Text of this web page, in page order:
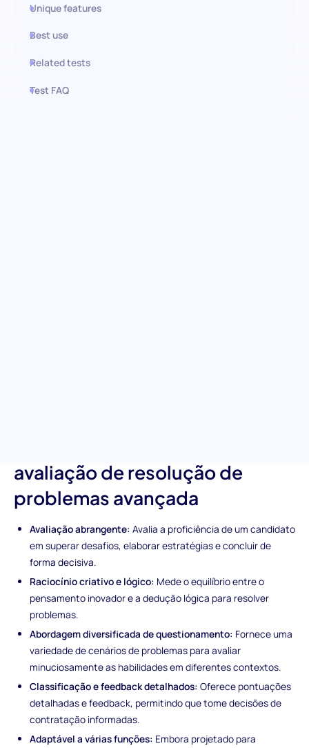
Unique features
Best use
Related tests
Test FAQ
avaliação de resolução de
problemas avançada
Avaliação abrangente: Avalia a proficiência de um candidato
em superar desafios, elaborar estratégias e concluir de
forma decisiva.
Raciocínio criativo e lógico: Mede o equilíbrio entre o
pensamento inovador e a dedução lógica para resolver
problemas.
Abordagem diversificada de questionamento: Fornece uma
variedade de cenários de problemas para avaliar
minuciosamente as habilidades em diferentes contextos.
Classificação e feedback detalhados: Oferece pontuações
detalhadas e feedback, permitindo que tome decisões de
contratação informadas.
Adaptável a várias funções: Embora projetado para